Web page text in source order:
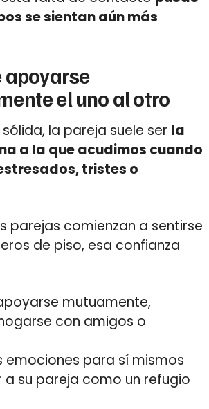
se sientan aún más
apoyarse
el uno al otro
la pareja suele ser la
a la que acudimos cuando
tristes o
parejas comienzan a sentirse
de piso, esa confianza
mutuamente,
con amigos o
emociones para sí mismos
a su pareja como un refugio